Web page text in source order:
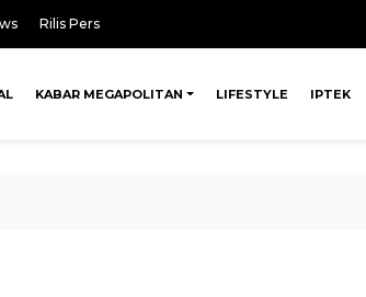
Rilis Pers
KABAR MEGAPOLITAN LIFESTYLE IPTEK